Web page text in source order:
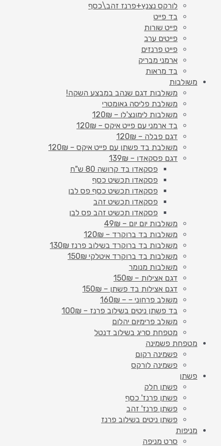
לורקס נצנץ+פרנז זהב\כסף
בד פייט
פייט שורות
פייטים ערב
פייט פרנזים
ארמני מבריק
בד מראות
משולבות
משולבות דגם שנהב במבצע השקה!
משולבת פליסה גאומטרי
משולבות לימונצ'לו – 120₪
בד ארמני עם פייט איקס – 120₪
דגם פבלה – 120₪
משולבת בד פשתן עם פייט איקס – 120₪
דגם פסקאדו – 139₪
פסקאדו בד קרושה 80 ש"ח
פסקאדו תכשיט כסף
פסקאדו תכשיט כסף פס לבן
פסקאדו תכשיט זהב
פסקאדו תכשיט זהב פס לבן
משולבות יום יום – 49₪
משולבות בד ברוקרד – 120₪
משולבות בד ברוקרד בשילוב פרנז 130₪
משולבות בד ברוקרד איטלקי 150₪
משולבות מנומר
דגם אצילות – 150₪
דגם אצילות בד פשתן – 150₪
משולב פרחוני – – 160₪
בד פשתן ניטים בשילוב פרנז – 100₪
משולב פרימיום יהלום
מטפחת סריג בשילוב דנטל
מטפחת פשמינה
פשמינה רקום
פשמינה לורקס
פשתן
פשתן חלק
פשתן פרנז' כסף
פשתן פרנז' זהב
פשתן ניטים בשילוב פרנז
מניפות
סרט מניפה